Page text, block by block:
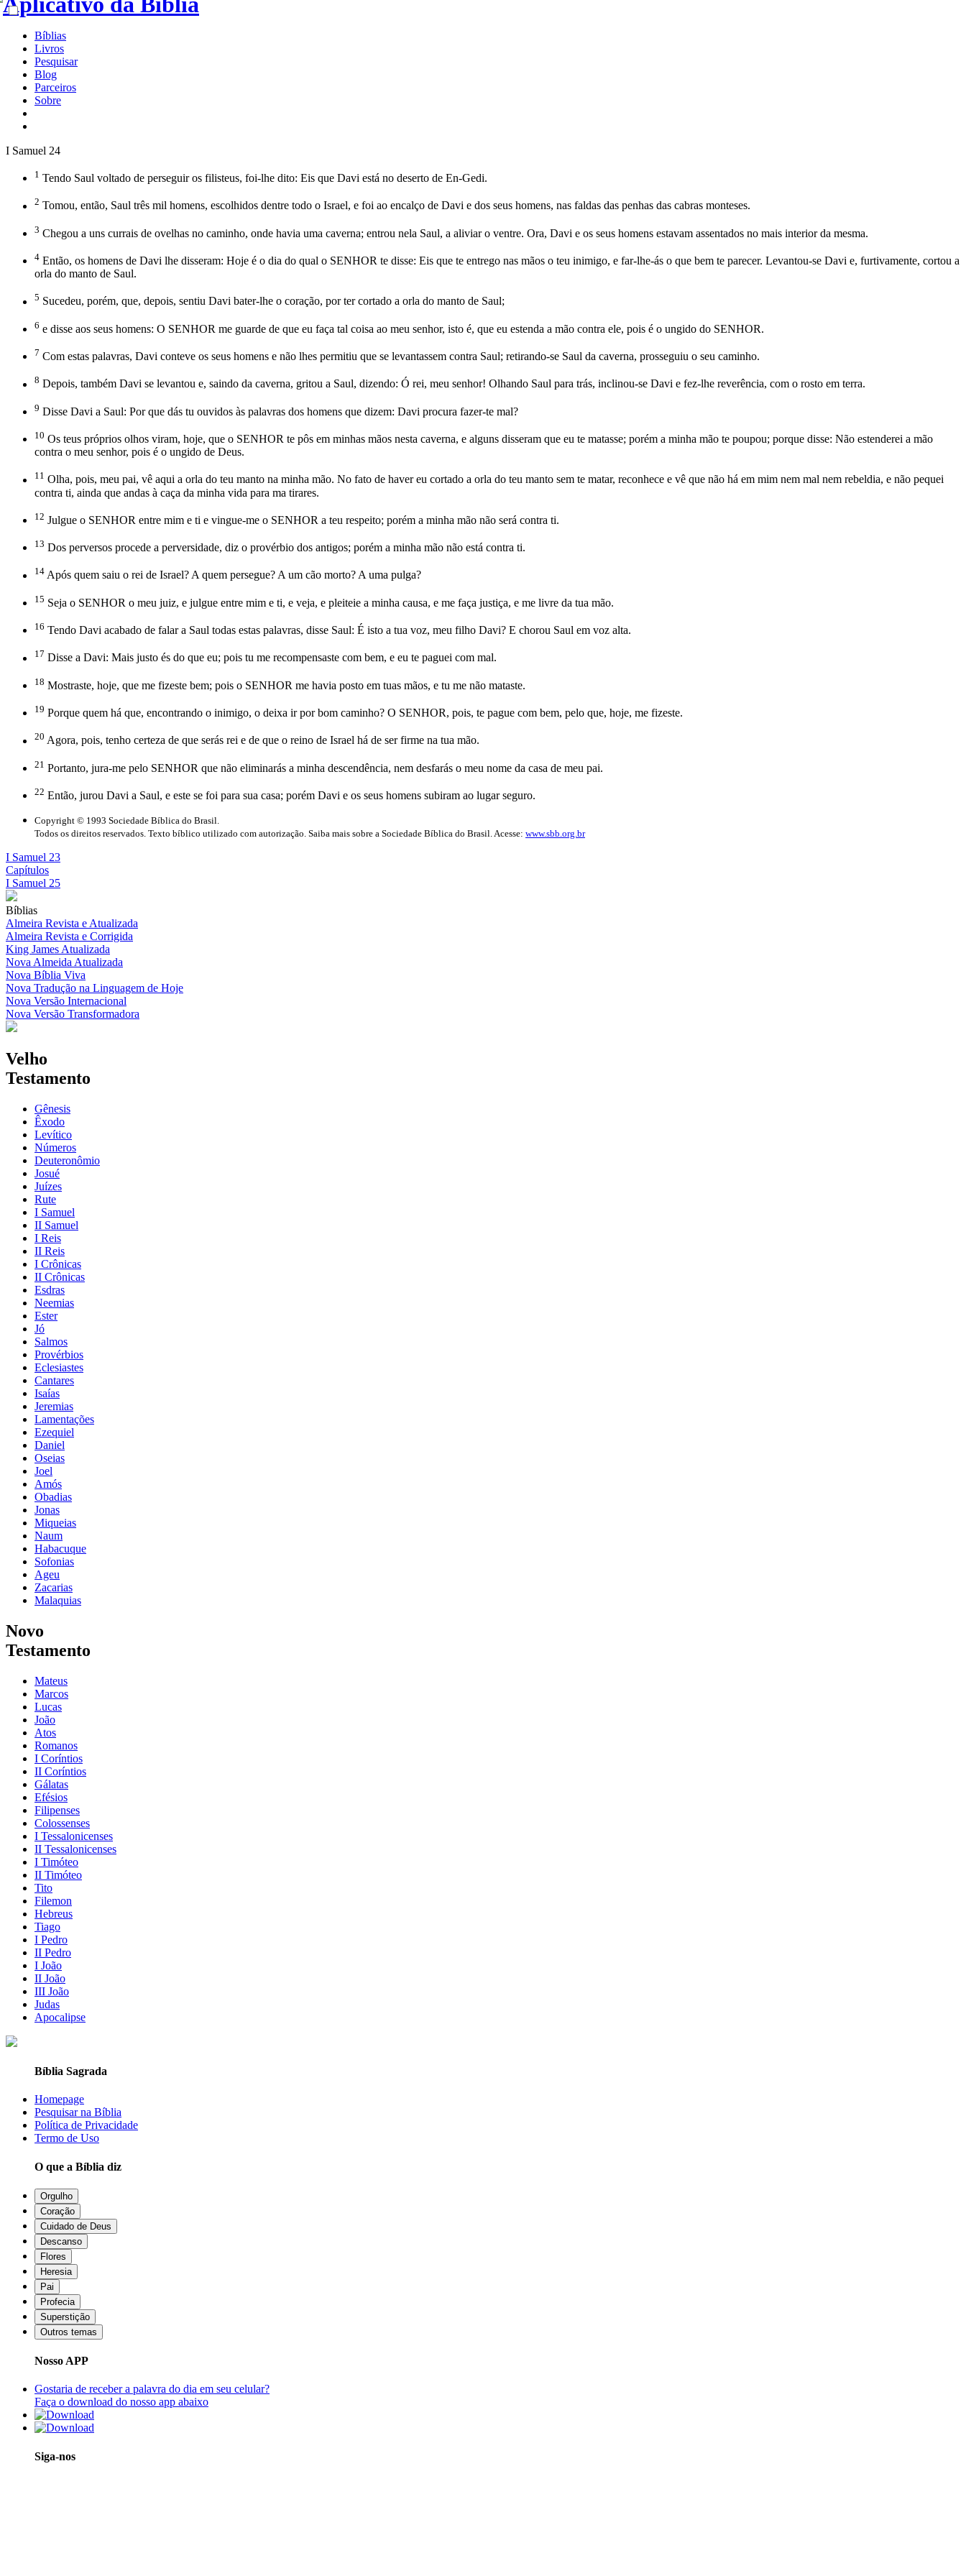
Bíblias
Livros
Pesquisar
Blog
Parceiros
Sobre
I Samuel 24
1 Tendo Saul voltado de perseguir os filisteus, foi-lhe dito: Eis que Davi está no deserto de En-Gedi.
2 Tomou, então, Saul três mil homens, escolhidos dentre todo o Israel, e foi ao encalço de Davi e dos seus homens, nas faldas das penhas das cabras monteses.
3 Chegou a uns currais de ovelhas no caminho, onde havia uma caverna; entrou nela Saul, a aliviar o ventre. Ora, Davi e os seus homens estavam assentados no mais interior da mesma.
4 Então, os homens de Davi lhe disseram: Hoje é o dia do qual o SENHOR te disse: Eis que te entrego nas mãos o teu inimigo, e far-lhe-ás o que bem te parecer. Levantou-se Davi e, furtivamente, cortou a
orla do manto de Saul.
5 Sucedeu, porém, que, depois, sentiu Davi bater-lhe o coração, por ter cortado a orla do manto de Saul;
6 e disse aos seus homens: O SENHOR me guarde de que eu faça tal coisa ao meu senhor, isto é, que eu estenda a mão contra ele, pois é o ungido do SENHOR.
7 Com estas palavras, Davi conteve os seus homens e não lhes permitiu que se levantassem contra Saul; retirando-se Saul da caverna, prosseguiu o seu caminho.
8 Depois, também Davi se levantou e, saindo da caverna, gritou a Saul, dizendo: Ó rei, meu senhor! Olhando Saul para trás, inclinou-se Davi e fez-lhe reverência, com o rosto em terra.
9 Disse Davi a Saul: Por que dás tu ouvidos às palavras dos homens que dizem: Davi procura fazer-te mal?
10 Os teus próprios olhos viram, hoje, que o SENHOR te pôs em minhas mãos nesta caverna, e alguns disseram que eu te matasse; porém a minha mão te poupou; porque disse: Não estenderei a mão
contra o meu senhor, pois é o ungido de Deus.
11 Olha, pois, meu pai, vê aqui a orla do teu manto na minha mão. No fato de haver eu cortado a orla do teu manto sem te matar, reconhece e vê que não há em mim nem mal nem rebeldia, e não pequei
contra ti, ainda que andas à caça da minha vida para ma tirares.
12 Julgue o SENHOR entre mim e ti e vingue-me o SENHOR a teu respeito; porém a minha mão não será contra ti.
13 Dos perversos procede a perversidade, diz o provérbio dos antigos; porém a minha mão não está contra ti.
14 Após quem saiu o rei de Israel? A quem persegue? A um cão morto? A uma pulga?
15 Seja o SENHOR o meu juiz, e julgue entre mim e ti, e veja, e pleiteie a minha causa, e me faça justiça, e me livre da tua mão.
16 Tendo Davi acabado de falar a Saul todas estas palavras, disse Saul: É isto a tua voz, meu filho Davi? E chorou Saul em voz alta.
17 Disse a Davi: Mais justo és do que eu; pois tu me recompensaste com bem, e eu te paguei com mal.
18 Mostraste, hoje, que me fizeste bem; pois o SENHOR me havia posto em tuas mãos, e tu me não mataste.
19 Porque quem há que, encontrando o inimigo, o deixa ir por bom caminho? O SENHOR, pois, te pague com bem, pelo que, hoje, me fizeste.
20 Agora, pois, tenho certeza de que serás rei e de que o reino de Israel há de ser firme na tua mão.
21 Portanto, jura-me pelo SENHOR que não eliminarás a minha descendência, nem desfarás o meu nome da casa de meu pai.
22 Então, jurou Davi a Saul, e este se foi para sua casa; porém Davi e os seus homens subiram ao lugar seguro.
Copyright © 1993 Sociedade Bíblica do Brasil.
Todos os direitos reservados. Texto bíblico utilizado com autorização. Saiba mais sobre a Sociedade Bíblica do Brasil. Acesse: www.sbb.org.br
I Samuel 23
Capítulos
I Samuel 25
Bíblias
Almeira Revista e Atualizada
Almeira Revista e Corrigida
King James Atualizada
Nova Almeida Atualizada
Nova Bíblia Viva
Nova Tradução na Linguagem de Hoje
Nova Versão Internacional
Nova Versão Transformadora
Velho
Testamento
Gênesis
Êxodo
Levítico
Números
Deuteronômio
Josué
Juízes
Rute
I Samuel
II Samuel
I Reis
II Reis
I Crônicas
II Crônicas
Esdras
Neemias
Ester
Jó
Salmos
Provérbios
Eclesiastes
Cantares
Isaías
Jeremias
Lamentações
Ezequiel
Daniel
Oseias
Joel
Amós
Obadias
Jonas
Miqueias
Naum
Habacuque
Sofonias
Ageu
Zacarias
Malaquias
Novo
Testamento
Mateus
Marcos
Lucas
João
Atos
Romanos
I Coríntios
II Coríntios
Gálatas
Efésios
Filipenses
Colossenses
I Tessalonicenses
II Tessalonicenses
I Timóteo
II Timóteo
Tito
Filemon
Hebreus
Tiago
I Pedro
II Pedro
I João
II João
III João
Judas
Apocalipse
Bíblia Sagrada
Homepage
Pesquisar na Bíblia
Política de Privacidade
Termo de Uso
O que a Bíblia diz
Orgulho
Coração
Cuidado de Deus
Descanso
Flores
Heresia
Pai
Profecia
Superstição
Outros temas
Nosso APP
Gostaria de receber a palavra do dia em seu celular?
Faça o download do nosso app abaixo
Siga-nos